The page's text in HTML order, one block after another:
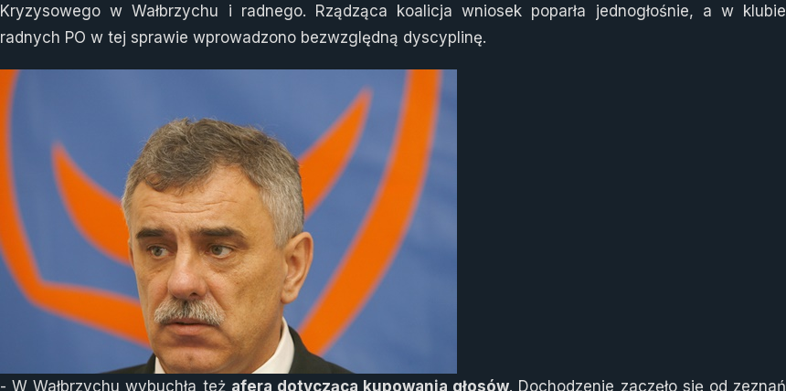
Kryzysowego w Wałbrzychu i radnego. Rządząca koalicja wniosek poparła jednogłośnie, a w klubie
radnych PO w tej sprawie wprowadzono bezwzględną dyscyplinę.
- W Wałbrzychu wybuchła też afera dotycząca kupowania głosów. Dochodzenie zaczęło się od zeznań